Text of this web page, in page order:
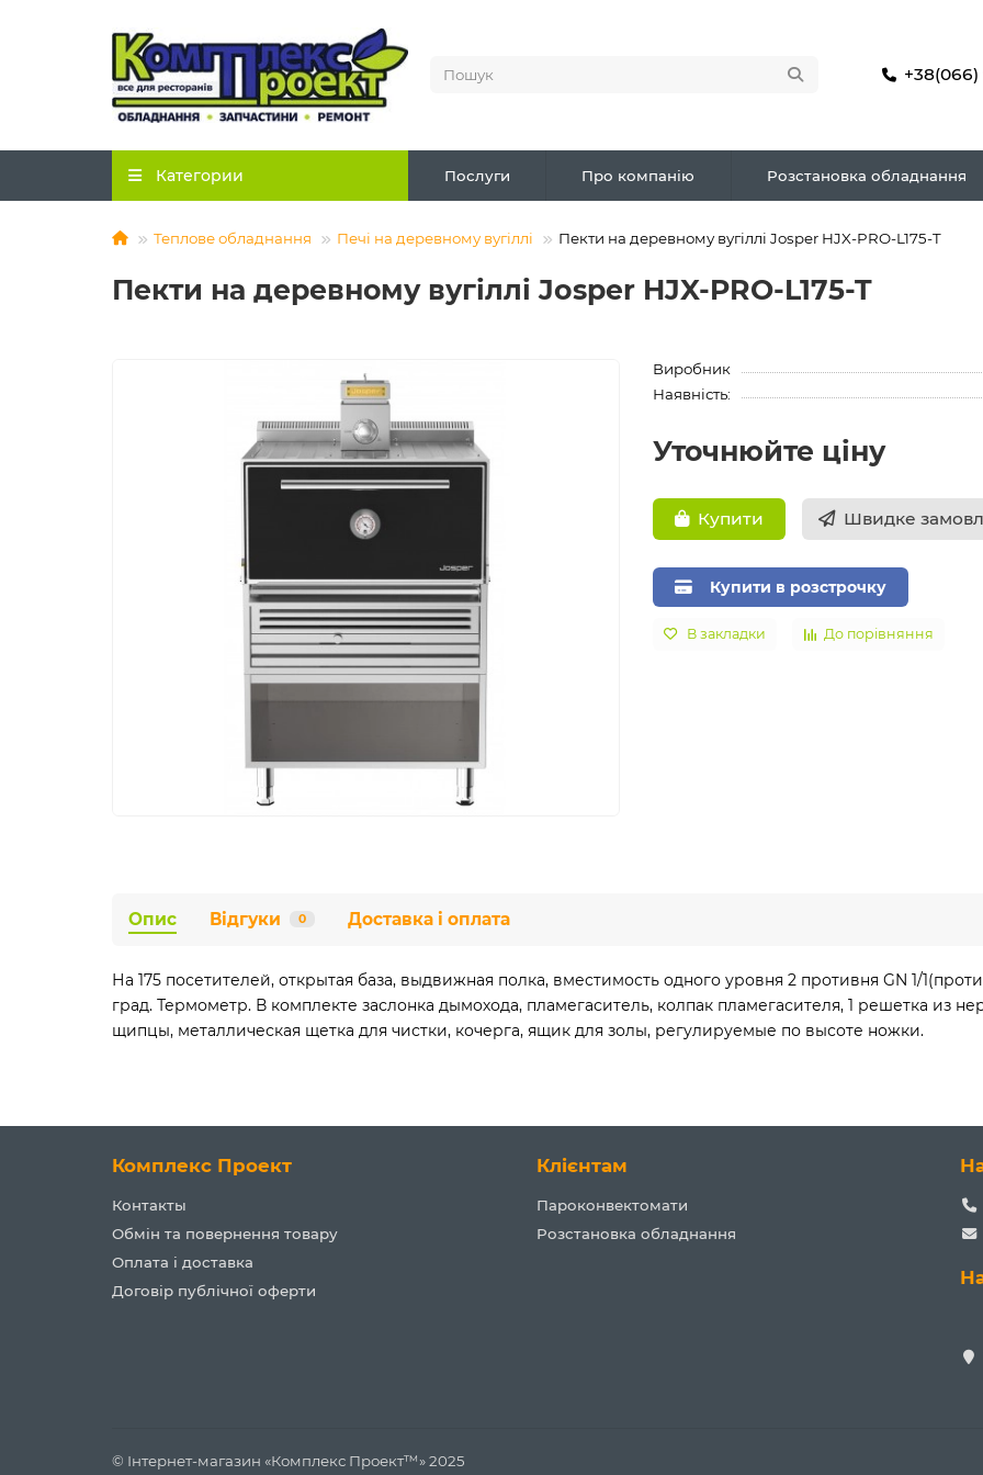
+38(066)
Категории Послуги Про компанію Розстановка обладнання
Теплове обладнання Печі на деревному вугіллі Пекти на деревному вугіллі Josper HJX-PRO-L175-T
Пекти на деревному вугіллі Josper HJX-PRO-L175-T
Виробник
Наявність:
Уточнюйте ціну
Купити Швидке
Купити в розстрочку
В закладки До порівняння
Опис Відгуки 0 Доставка і оплата
На 175 посетителей, открытая база, выдвижная полка, вместимость одного уровня 2 противня GN 1/
град. Термометр. В комплекте заслонка дымохода, пламегаситель, колпак пламегасителя, 1 решетка из
щипцы, металлическая щетка для чистки, кочерга, ящик для золы, регулируемые по высоте ножки.
Комплекс Проект
Контакты
Обмін та повернення товару
Оплата і доставка
Договір публічної оферти
Клієнтам
Пароконвектомати
Розстановка обладнання
© Інтернет-магазин «Комплекс Проект™» 2025